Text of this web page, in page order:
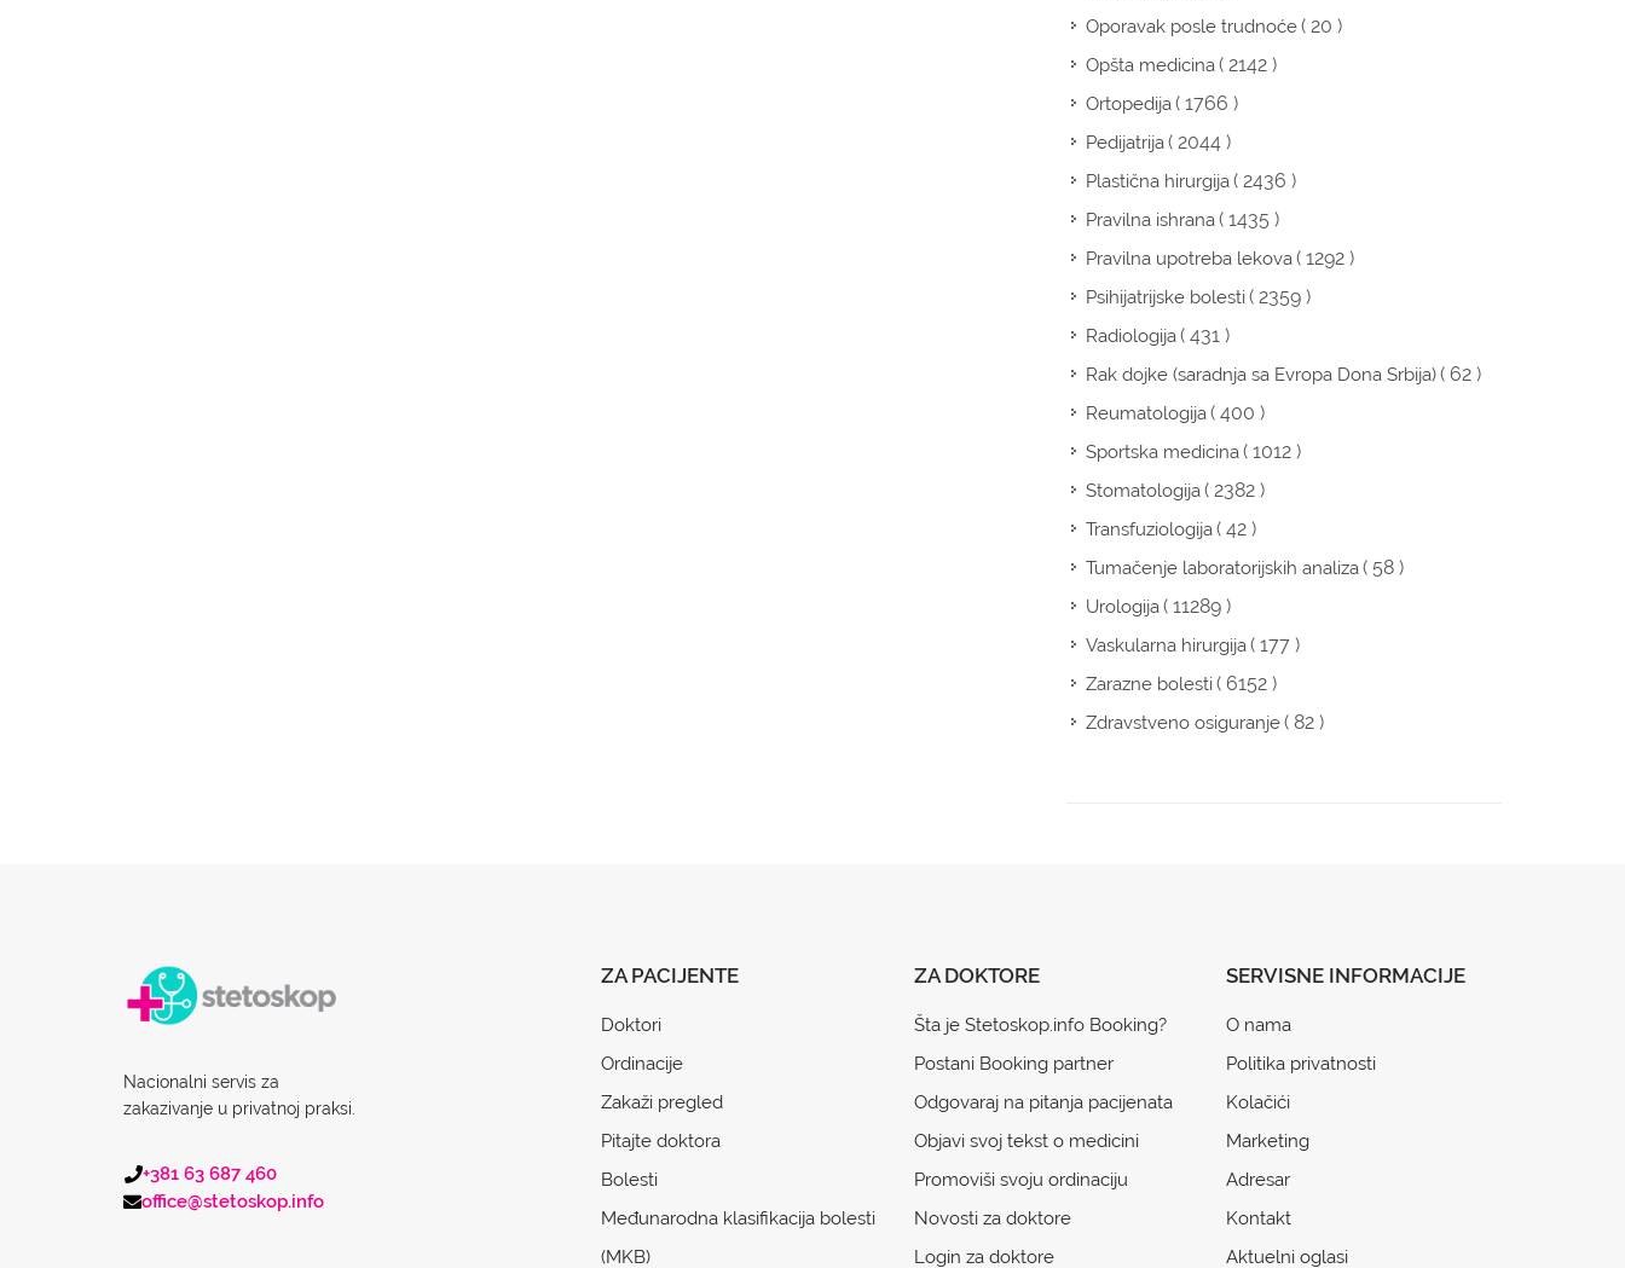
Oporavak posle trudnoće( 20 )
Opšta medicina( 2142 )
Ortopedija( 1766 )
Pedijatrija( 2044 )
Plastična hirurgija( 2436 )
Pravilna ishrana( 1435 )
Pravilna upotreba lekova( 1292 )
Psihijatrijske bolesti( 2359 )
Radiologija( 431 )
Rak dojke (saradnja sa Evropa Dona Srbija)( 62 )
Reumatologija( 400 )
Sportska medicina( 1012 )
Stomatologija( 2382 )
Transfuziologija( 42 )
Tumačenje laboratorijskih analiza( 58 )
Urologija( 11289 )
Vaskularna hirurgija( 177 )
Zarazne bolesti( 6152 )
Zdravstveno osiguranje( 82 )
Nacionalni servis za
zakazivanje u privatnoj praksi.
+381 63 687 460
office@stetoskop.info
ZA PACIJENTE
Doktori
Ordinacije
Zakaži pregled
Pitajte doktora
Bolesti
Međunarodna klasifikacija bolesti
(MKB)
ZA DOKTORE
Šta je Stetoskop.info Booking?
Postani Booking partner
Odgovaraj na pitanja pacijenata
Objavi svoj tekst o medicini
Promoviši svoju ordinaciju
Novosti za doktore
Login za doktore
SERVISNE INFORMACIJE
O nama
Politika privatnosti
Kolačići
Marketing
Adresar
Kontakt
Aktuelni oglasi